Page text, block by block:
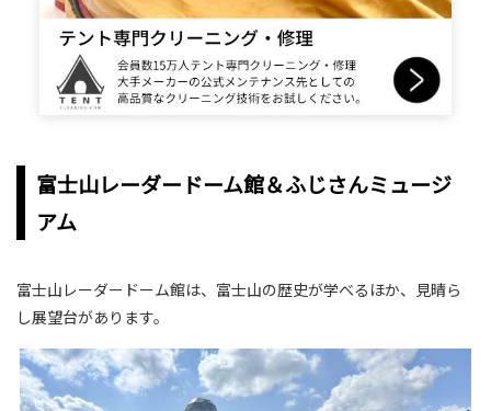
富士山レーダードーム館＆ふじさんミュージ
アム
富士山レーダードーム館は、富士山の歴史が学べるほか、見晴ら
し展望台があります。